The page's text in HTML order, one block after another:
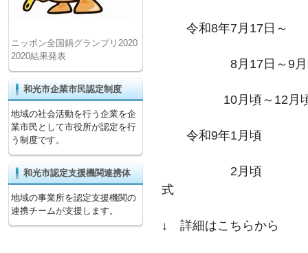
令和8年7月17日
8月17日～9月25
10月頃～12月頃
令和9年1月頃
2月頃 認
式
↓ 詳細はこちらから
ニッポン全国鍋グランプリ2020
2020結果発表
和光市企業市民認定制度
地域の社会活動を行う企業を企
業市民として市役所が認定を行
う制度です。
和光市認定支援機関連携体
地域の事業所を認定支援機関の
連携チームが支援します。